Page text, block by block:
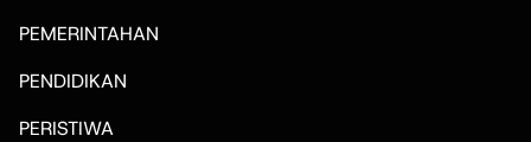
PEMERINTAHAN
PENDIDIKAN
PERISTIWA